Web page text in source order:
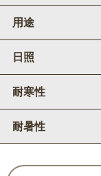
用途
日照
耐寒性
耐暑性